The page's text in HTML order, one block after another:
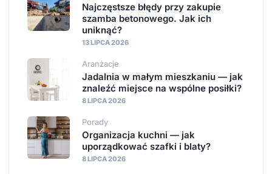
Najczęstsze błędy przy zakupie
szamba betonowego. Jak ich
uniknąć?
13 LIPCA 2026
Aranżacje
Jadalnia w małym mieszkaniu — jak
znaleźć miejsce na wspólne posiłki?
8 LIPCA 2026
Porady
Organizacja kuchni — jak
uporządkować szafki i blaty?
8 LIPCA 2026